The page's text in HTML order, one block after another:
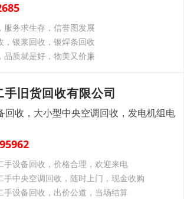
服务求生存，信誉图发展
，银浆回收，银焊条回收
品质就是好，物美又价廉
旧货回收有限公司
回收，大小型中央空调回收，发电机组电
手设备回收，价格合理，欢迎来电
手中央空调回收，随时上门，现金收购
手设备回收，出价公道，当场结算